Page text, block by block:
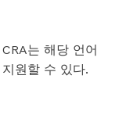
는 해당 언어
원할 수 있다.